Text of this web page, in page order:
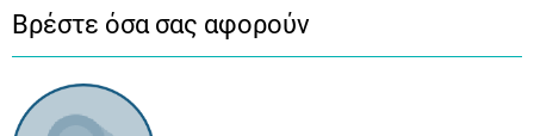
Βρέστε όσα σας αφορούν